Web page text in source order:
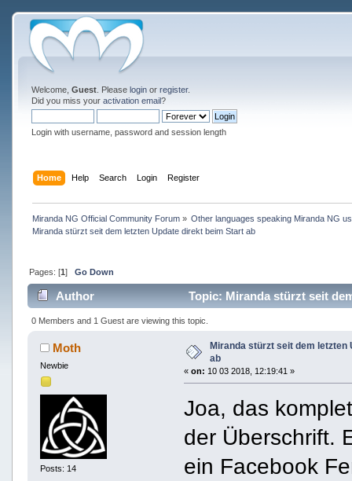
Welcome, Guest. Please loginor register.
Did you miss your activation email?
Login with username, password and session length
Home Help Search Login Register
Miranda NG Official Community Forum» Other languages speaking Miranda NG
Miranda stürzt seit dem letzten Update direkt beim Start ab
Pages: [1] Go Down
Author Topic: Miranda stürzt seit
0 Members and 1 Guest are viewing this topic.
Moth
Newbie
Posts: 14
Miranda stürzt seit dem letzten
ab
«on: 10 03 2018, 12:19:41 »
Joa, das
der Überschrift.
ein Facebook